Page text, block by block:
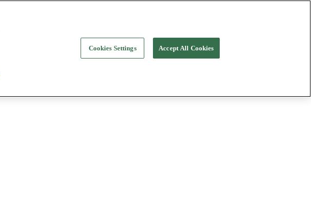
Cookies Settings Accept All Cookies